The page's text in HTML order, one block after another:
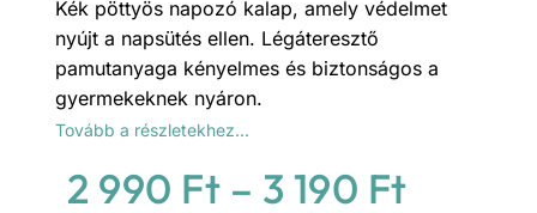
Kék pöttyös napozó kalap, amely védelmet
nyújt a napsütés ellen. Légáteresztő
pamutanyaga kényelmes és biztonságos a
gyermekeknek nyáron.
Tovább a részletekhez…
2 990 Ft – 3 190 Ft